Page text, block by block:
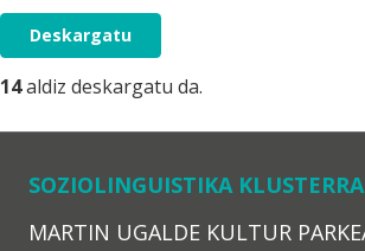
Deskargatu
14aldiz deskargatu da.
SOZIOLINGUISTIKA KLUSTERRA
MARTIN UGALDE KULTUR